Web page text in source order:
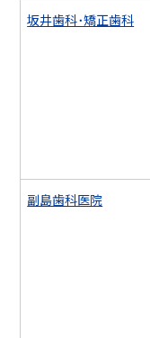
坂井歯科･矯正歯科
副島歯科医院